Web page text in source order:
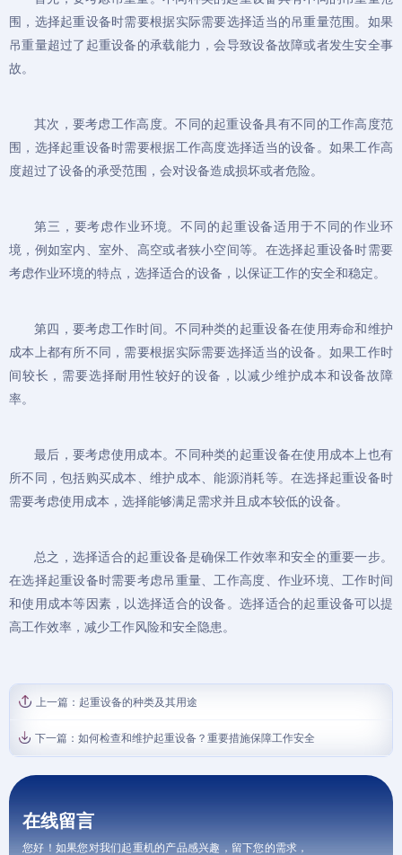
围，选择起重设备时需要根据实际需要选择适当的吊重量范围。如果
吊重量超过了起重设备的承载能力，会导致设备故障或者发生安全事
故。
其次，要考虑工作高度。不同的起重设备具有不同的工作高度范
围，选择起重设备时需要根据工作高度选择适当的设备。如果工作高
度超过了设备的承受范围，会对设备造成损坏或者危险。
第三，要考虑作业环境。不同的起重设备适用于不同的作业环
境，例如室内、室外、高空或者狭小空间等。在选择起重设备时需要
考虑作业环境的特点，选择适合的设备，以保证工作的安全和稳定。
第四，要考虑工作时间。不同种类的起重设备在使用寿命和维护
成本上都有所不同，需要根据实际需要选择适当的设备。如果工作时
间较长，需要选择耐用性较好的设备，以减少维护成本和设备故障
率。
最后，要考虑使用成本。不同种类的起重设备在使用成本上也有
所不同，包括购买成本、维护成本、能源消耗等。在选择起重设备时
需要考虑使用成本，选择能够满足需求并且成本较低的设备。
总之，选择适合的起重设备是确保工作效率和安全的重要一步。
在选择起重设备时需要考虑吊重量、工作高度、作业环境、工作时间
和使用成本等因素，以选择适合的设备。选择适合的起重设备可以提
高工作效率，减少工作风险和安全隐患。
上一篇： 起重设备的种类及其用途
下一篇： 如何检查和维护起重设备？重要措施保障工作安全
在线留言
您好！如果您对我们起重机的产品感兴趣，留下您的需求，